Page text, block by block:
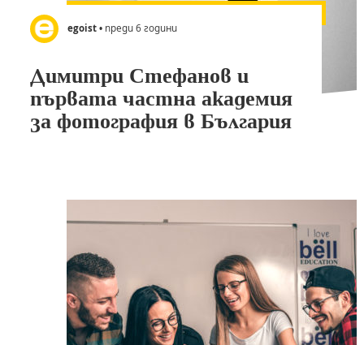
egoist• преди 6 години
Димитри Стефанов и
първата частна академия
за фотография в България